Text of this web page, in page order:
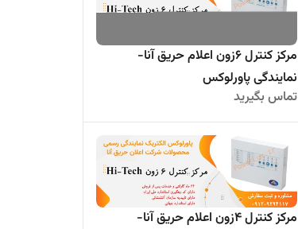
مرکز کنترل 6زون اعلام حریق آنا-
نمایندگی پاورلوکس
تماس بگیرید
مرکز کنترل 4زون اعلام حریق آنا-